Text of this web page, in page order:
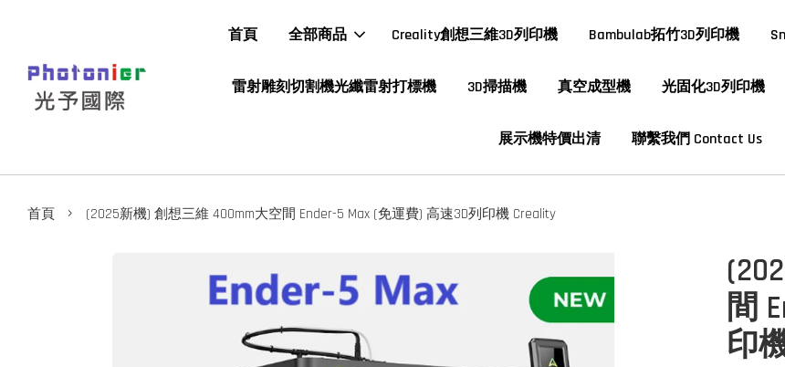
首頁 全部商品 Creality創想三維3D列印機 Bambulab拓竹3D列印機
雷射雕刻切割機光纖雷射打標機 3D掃描機 真空成型機 光固化3D列印機
展示機特價出清 聯繫我們 Contact Us
首頁 › (2025新機) 創想三維 400mm大空間 Ender-5 Max (免運費) 高速3D列印機 Creality
間
印